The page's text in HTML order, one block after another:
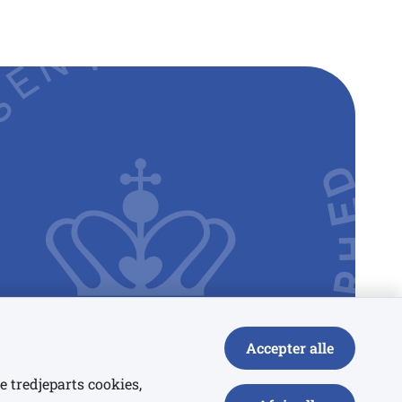
tredjeparts cookies,
Accepter alle